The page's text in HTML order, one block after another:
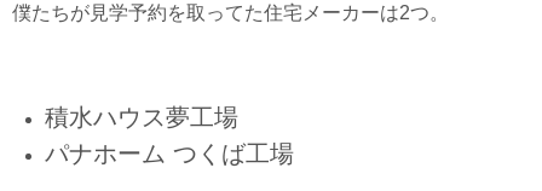
僕たちが見学予約を取ってた住宅メーカーは2つ。
積水ハウス夢工場
パナホーム つくば工場